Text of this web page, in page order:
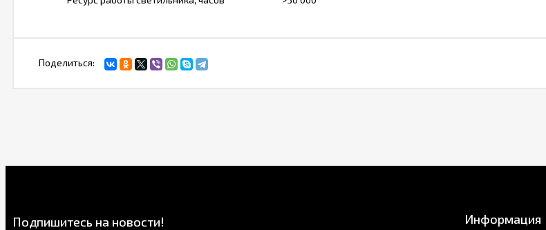
Поделиться:
Подпишитесь на новости! Информация